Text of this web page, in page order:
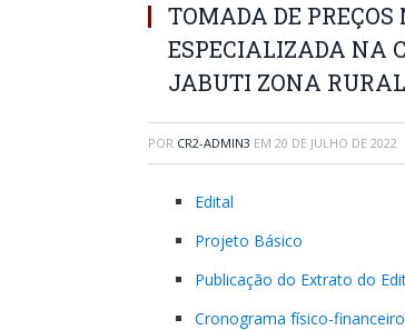
TOMADA DE
ESPECIALIZADA NA
JABUTI ZONA
POR CR2-ADMIN3 EM 20 DE JULHO DE 2022
Edital
Projeto Básico
Publicação do Extrato do
Cronograma físico-